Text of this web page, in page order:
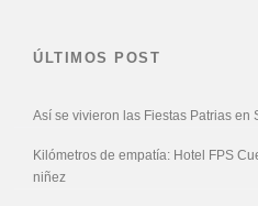
ÚLTIMOS POST
Así se vivieron las Fiestas Patrias en
Kilómetros de empatía: Hotel FPS
niñez